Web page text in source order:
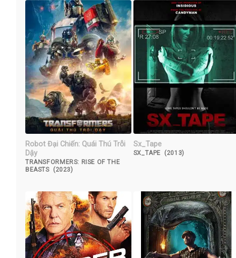
Robot Đại Chiến: Quái Thú Trỗi
Dậy
TRANSFORMERS: RISE OF THE
BEASTS (2023)
Sx_Tape
SX_TAPE (2013)